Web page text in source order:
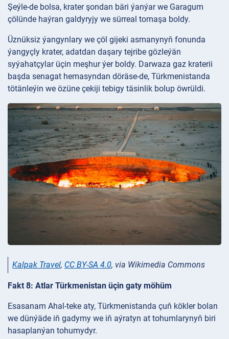
Şeýle-de bolsa, krater şondan bäri ýanýar we Garagum
çölünde haýran galdyryjy we sürreal tomaşa boldy.
Üznüksiz ýangynlary we çöl gijeki asmanynyň fonunda
ýangyçly krater, adatdan daşary tejribe gözleýän
syýahatçylar üçin meşhur ýer boldy. Darwaza gaz kraterii
başda senagat hemasyndan döräse-de, Türkmenistanda
tötänleýin we özüne çekiji tebigy täsinlik bolup öwrüldi.
Kalpak Travel, CC BY-SA 4.0, via Wikimedia Commons
Fakt 8: Atlar Türkmenistan üçin gaty möhüm
Esasanam Ahal-teke aty, Türkmenistanda çuň kökler bolan
we dünýäde iň gadymy we iň aýratyn at tohumlarynyň biri
hasaplanýan tohumydyr.